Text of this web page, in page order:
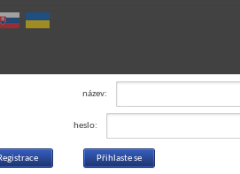
název:
heslo: